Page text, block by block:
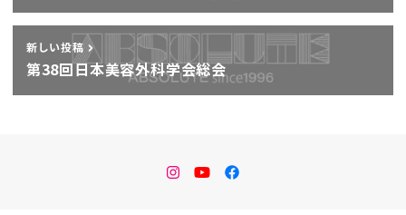
新しい投稿
第38回日本美容外科学会総会
instagram
Youtubefacebook